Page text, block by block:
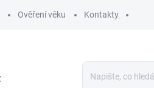
Ověření věku Kontakty